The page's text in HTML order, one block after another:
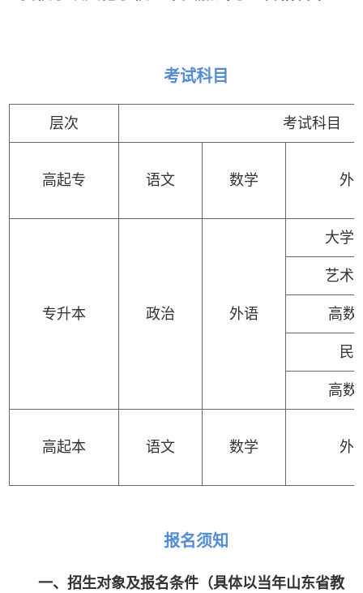
考试科目
层次 考试科目
高起专 语文 数学 外
专升本 政治 外语
大学
艺术
高数
民
高数
高起本 语文 数学 外
报名须知
一、招生对象及报名条件（具体以当年山东省教